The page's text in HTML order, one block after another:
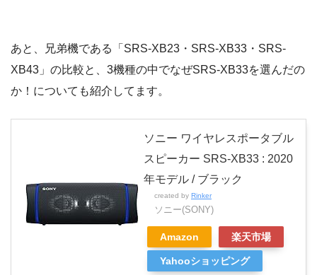
あと、兄弟機である「SRS-XB23・SRS-XB33・SRS-
XB43」の比較と、3機種の中でなぜSRS-XB33を選んだの
か！についても紹介してます。
ソニー ワイヤレスポータブル
スピーカー SRS-XB33 : 2020
年モデル / ブラック
created by Rinker
ソニー(SONY)
Amazon 楽天市場
Yahooショッピング